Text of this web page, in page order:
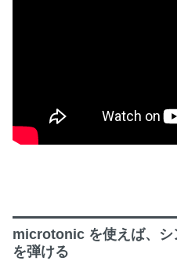
microtonic を使えば、シ
を弾ける